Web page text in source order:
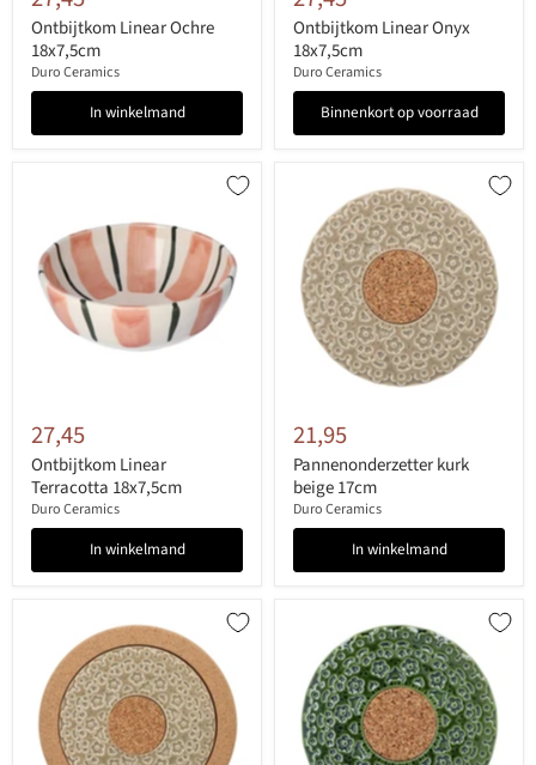
Ontbijtkom Linear Ochre
18x7,5cm
Duro Ceramics
In winkelmand
Ontbijtkom Linear Onyx
18x7,5cm
Duro Ceramics
Binnenkort op voorraad
27,45
Ontbijtkom Linear
Terracotta 18x7,5cm
Duro Ceramics
In winkelmand
21,95
Pannenonderzetter kurk
beige 17cm
Duro Ceramics
In winkelmand